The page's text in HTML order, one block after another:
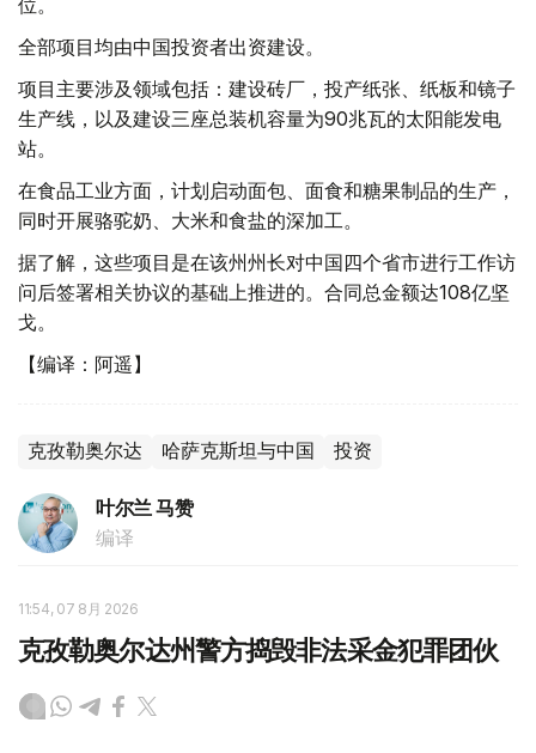
位。
全部项目均由中国投资者出资建设。
项目主要涉及领域包括：建设砖厂，投产纸张、纸板和镜子
生产线，以及建设三座总装机容量为90兆瓦的太阳能发电
站。
在食品工业方面，计划启动面包、面食和糖果制品的生产，
同时开展骆驼奶、大米和食盐的深加工。
据了解，这些项目是在该州州长对中国四个省市进行工作访
问后签署相关协议的基础上推进的。合同总金额达108亿坚
戈。
【编译：阿遥】
克孜勒奥尔达 哈萨克斯坦与中国 投资
叶尔兰 马赞
编译
11:54, 07 8月 2026
克孜勒奥尔达州警方捣毁非法采金犯罪团伙